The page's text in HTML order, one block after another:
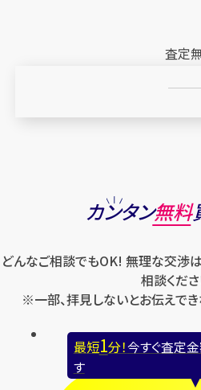
査定
カンタン無料
どんなご相談でもOK! 無理な交渉
相談くださ
※一部、拝見しないとお伝えでき
最短1分！今すぐ査定
す